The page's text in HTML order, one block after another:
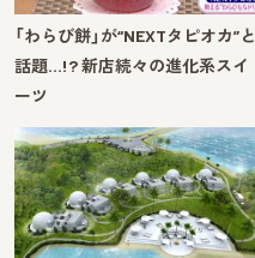
「わらび餅」が“NEXTタピオカ”と
話題…!? 新店続々の進化系スイ
ーツ